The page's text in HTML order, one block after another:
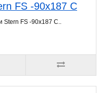
FS -90x187 C
FS -90x187 C..